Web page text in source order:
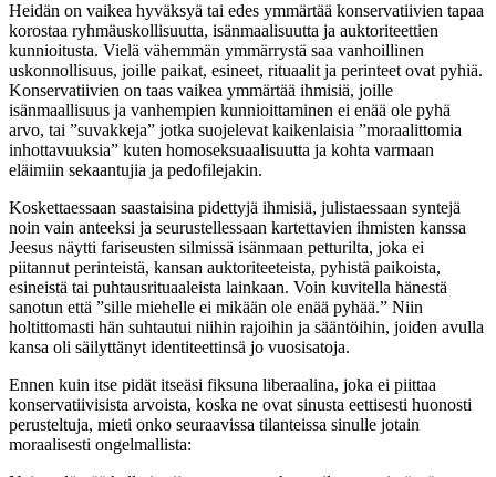
Heidän on vaikea hyväksyä tai edes ymmärtää konservatiivien tapaa
korostaa ryhmäuskollisuutta, isänmaalisuutta ja auktoriteettien
kunnioitusta. Vielä vähemmän ymmärrystä saa vanhoillinen
uskonnollisuus, joille paikat, esineet, rituaalit ja perinteet ovat pyhiä.
Konservatiivien on taas vaikea ymmärtää ihmisiä, joille
isänmaallisuus ja vanhempien kunnioittaminen ei enää ole pyhä
arvo, tai ”suvakkeja” jotka suojelevat kaikenlaisia ”moraalittomia
inhottavuuksia” kuten homoseksuaalisuutta ja kohta varmaan
eläimiin sekaantujia ja pedofilejakin.
Koskettaessaan saastaisina pidettyjä ihmisiä, julistaessaan syntejä
noin vain anteeksi ja seurustellessaan kartettavien ihmisten kanssa
Jeesus näytti fariseusten silmissä isänmaan petturilta, joka ei
piitannut perinteistä, kansan auktoriteeteista, pyhistä paikoista,
esineistä tai puhtausrituaaleista lainkaan. Voin kuvitella hänestä
sanotun että ”sille miehelle ei mikään ole enää pyhää.” Niin
holtittomasti hän suhtautui niihin rajoihin ja sääntöihin, joiden avulla
kansa oli säilyttänyt identiteettinsä jo vuosisatoja.
Ennen kuin itse pidät itseäsi fiksuna liberaalina, joka ei piittaa
konservatiivisista arvoista, koska ne ovat sinusta eettisesti huonosti
perusteltuja, mieti onko seuraavissa tilanteissa sinulle jotain
moraalisesti ongelmallista: